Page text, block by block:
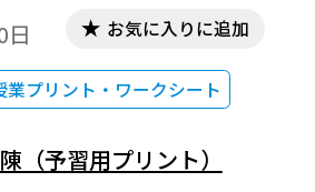
日
業プリント・ワークシート
お気に入りに追加
（予習用プリント）